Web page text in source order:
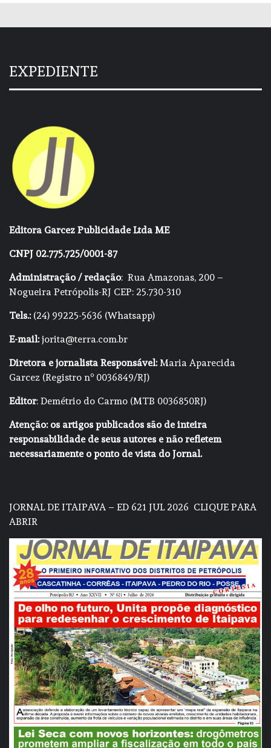
EXPEDIENTE
Editora Garcez Publicidade Ltda ME
CNPJ 02.775.725/0001-87
Administração / redação: Rua Amazonas, 200 –
Nogueira Petrópolis-RJ CEP: 25.730-310
Tels.:(24) 99225-5636 (Whatsapp)
E-mail:jorita@terra.com.br
Diretora e jornalista Responsável:Maria Aparecida
Garcez (Registro nº 0036849/RJ)
Editor: Demétrio do Carmo (MTB 0036850RJ)
Atenção: os artigos publicados são de inteira
responsabilidade de seus autores e não refletem
necessariamente o ponto de vista do Jornal.
JORNAL DE ITAIPAVA – ED 621 JUL 2026 CLIQUE PARA
ABRIR